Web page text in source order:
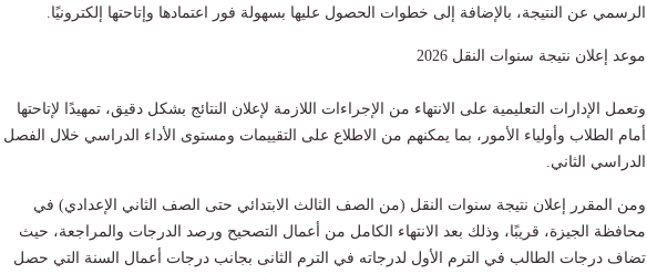
الرسمي عن النتيجة، بالإضافة إلى خطوات الحصول عليها بسهولة فور اعتمادها وإتاحتها إلكترونيًا.
موعد إعلان نتيجة سنوات النقل 2026
وتعمل الإدارات التعليمية على الانتهاء من الإجراءات اللازمة لإعلان النتائج بشكل دقيق، تمهيدًا لإتاحتها
أمام الطلاب وأولياء الأمور، بما يمكنهم من الاطلاع على التقييمات ومستوى الأداء الدراسي خلال الفصل
الدراسي الثاني.
ومن المقرر إعلان نتيجة سنوات النقل (من الصف الثالث الابتدائي حتى الصف الثاني الإعدادي) في
محافظة الجيزة، قريبًا، وذلك بعد الانتهاء الكامل من أعمال التصحيح ورصد الدرجات والمراجعة، حيث
تضاف درجات الطالب في الترم الأول لدرجاته في الترم الثانى بجانب درجات أعمال السنة التي حصل